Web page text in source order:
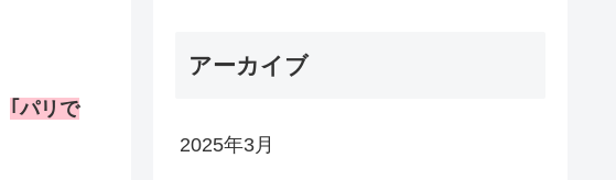
｢パリで
アーカイブ
2025年3月